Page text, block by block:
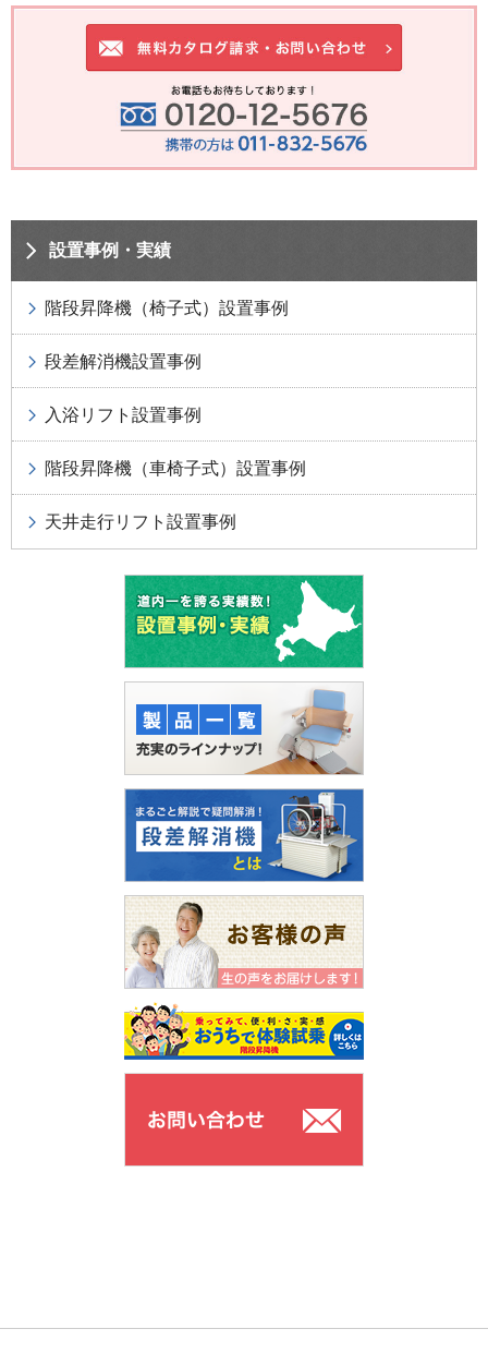
設置事例・実績
階段昇降機（椅子式）設置事例
段差解消機設置事例
入浴リフト設置事例
階段昇降機（車椅子式）設置事例
天井走行リフト設置事例